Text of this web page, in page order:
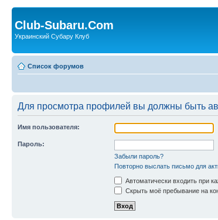
Club-Subaru.Com
Украинский Субару Клуб
Список форумов
Для просмотра профилей вы должны быть
Имя пользователя:
Пароль:
Забыли пароль?
Повторно выслать письмо для
Автоматически входить при
Скрыть моё пребывание на